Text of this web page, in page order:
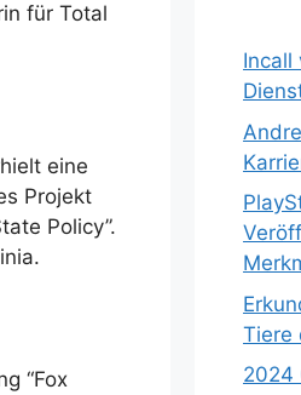
für Total
eine
Projekt
Policy”.
“Fox
Incall
Tiere
2024